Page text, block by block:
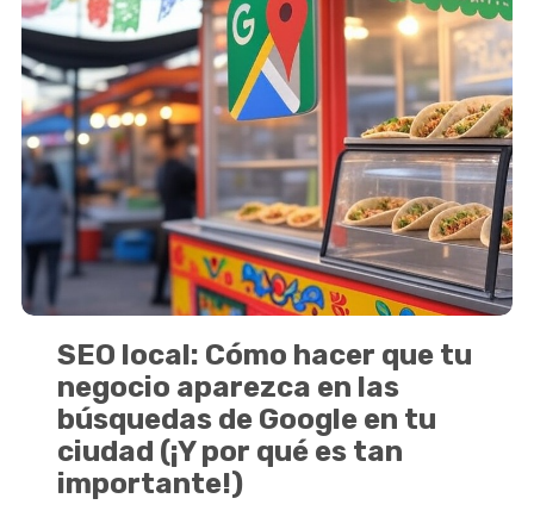
SEO local: Cómo hacer que tu
negocio aparezca en las
búsquedas de Google en tu
ciudad (¡Y por qué es tan
importante!)